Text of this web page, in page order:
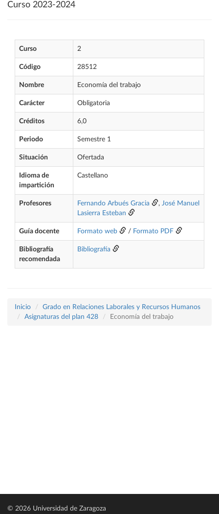
Curso 2023-2024
Curso 2
Código 28512
Nombre Economía del trabajo
Carácter Obligatoria
Créditos 6,0
Periodo Semestre 1
Situación Ofertada
Idioma de
impartición
Castellano
Profesores Fernando Arbués Gracia , José Manuel
Lasierra Esteban
Guía docente Formato web / Formato PDF
Bibliografía
recomendada
Bibliografía
Inicio
Grado en Relaciones Laborales y Recursos Humanos
Asignaturas del plan 428
Economía del trabajo
© 2026 Universidad de Zaragoza